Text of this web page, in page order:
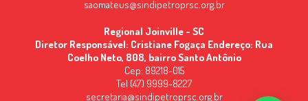
saomateus@sindipetroprsc.org.br
Regional Joinville - SC
Diretor Responsável: Cristiane Fogaça Endereço: Rua
Coelho Neto, 808, bairro Santo Antônio
Cep: 89218-015
Tel (47) 9999-8227
secretaria@sindipetroprsc.org.br